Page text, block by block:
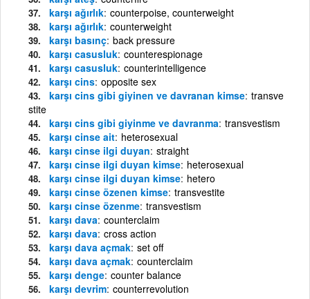
karşı ağırlık counterpoise, counterweight
karşı ağırlık counterweight
karşı basınç back pressure
karşı casusluk counterespionage
karşı casusluk counterintelligence
karşı cins opposite sex
karşı cins gibi giyinen ve davranan kimse transve
stite
karşı cins gibi giyinme ve davranma transvestism
karşı cinse ait heterosexual
karşı cinse ilgi duyan straight
karşı cinse ilgi duyan kimse heterosexual
karşı cinse ilgi duyan kimse hetero
karşı cinse özenen kimse transvestite
karşı cinse özenme transvestism
karşı dava counterclaim
karşı dava cross action
karşı dava açmak set off
karşı dava açmak counterclaim
karşı denge counter balance
karşı devrim counterrevolution